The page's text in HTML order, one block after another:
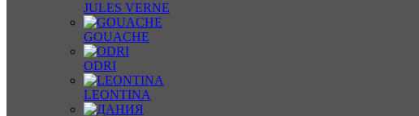
JULES VERNE
GOUACHE
ODRI
LEONTINA